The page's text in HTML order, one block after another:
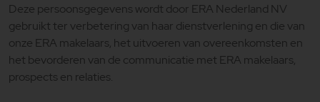
Deze persoonsgegevens wordt door ERA Nederland NV
gebruikt ter verbetering van haar dienstverlening en die van
onze ERA makelaars, het uitvoeren van overeenkomsten en
het bevorderen van de communicatie met ERA makelaars,
prospects en relaties.